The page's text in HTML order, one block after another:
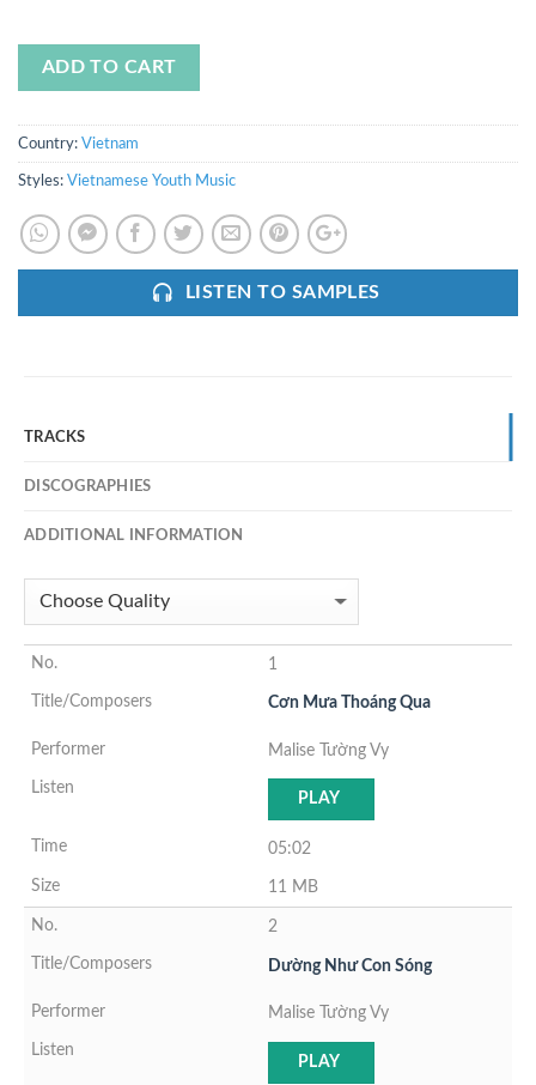
ADD TO CART
Country: Vietnam
Styles: Vietnamese Youth Music
LISTEN TO SAMPLES
TRACKS
DISCOGRAPHIES
ADDITIONAL INFORMATION
1
Cơn Mưa Thoáng Qua
Malise Tường Vy
PLAY
05:02
11 MB
2
Dường Như Con Sóng
Malise Tường Vy
PLAY